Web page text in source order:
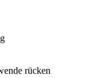
rücken